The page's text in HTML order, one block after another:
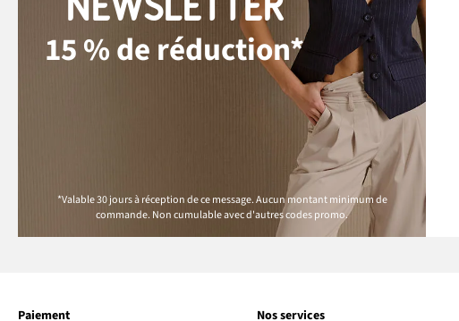
15 % de réduction*
*Valable 30 jours à réception de ce message. Aucun montant minimum de
commande. Non cumulable avec d'autres codes promo.
Paiement Nos services